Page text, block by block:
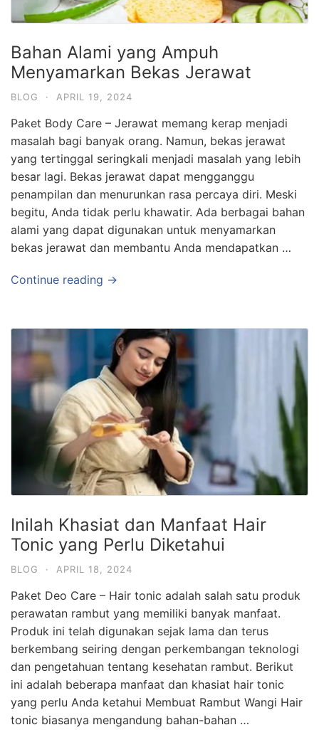
Bahan Alami yang Ampuh
Menyamarkan Bekas Jerawat
BLOG · APRIL 19, 2024
Paket Body Care – Jerawat memang kerap menjadi
masalah bagi banyak orang. Namun, bekas jerawat
yang tertinggal seringkali menjadi masalah yang lebih
besar lagi. Bekas jerawat dapat mengganggu
penampilan dan menurunkan rasa percaya diri. Meski
begitu, Anda tidak perlu khawatir. Ada berbagai bahan
alami yang dapat digunakan untuk menyamarkan
bekas jerawat dan membantu Anda mendapatkan …
Continue reading →
Inilah Khasiat dan Manfaat Hair
Tonic yang Perlu Diketahui
BLOG · APRIL 18, 2024
Paket Deo Care – Hair tonic adalah salah satu produk
perawatan rambut yang memiliki banyak manfaat.
Produk ini telah digunakan sejak lama dan terus
berkembang seiring dengan perkembangan teknologi
dan pengetahuan tentang kesehatan rambut. Berikut
ini adalah beberapa manfaat dan khasiat hair tonic
yang perlu Anda ketahui Membuat Rambut Wangi Hair
tonic biasanya mengandung bahan-bahan …